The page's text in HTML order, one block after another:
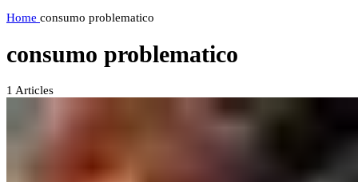
Home consumo problematico
consumo problematico
1 Articles